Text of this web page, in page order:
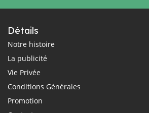
Détails
Notre histoire
La publicité
Vie Privée
Conditions Générales
Promotion